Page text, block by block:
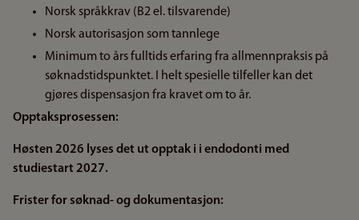
Norsk språkkrav (B2 el. tilsvarende)
Norsk autorisasjon som tannlege
Minimum to års fulltids erfaring fra allmennpraksis på
søknadstidspunktet. I helt spesielle tilfeller kan det
gjøres dispensasjon fra kravet om to år.
Opptaksprosessen:
Høsten 2026 lyses det ut opptak i i endodonti med
studiestart 2027.
Frister for søknad- og dokumentasjon: